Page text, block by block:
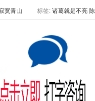
寞青山 标签: 诸葛就是不亮